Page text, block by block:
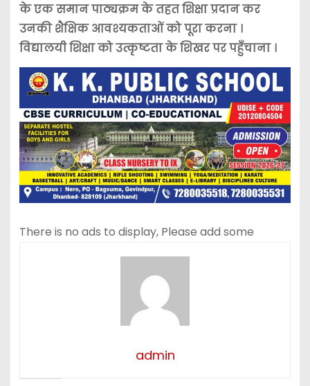
के एक समान पाठ्यक्रम के तहत शिक्षा प्रदान कर
उनकी शैक्षिक आवश्यकताओं को पूरा करना ।
विद्यालयी शिक्षा को उत्कृष्टता के शिखर पर पहुँचाना ।
There is no ads to display, Please add some
admin